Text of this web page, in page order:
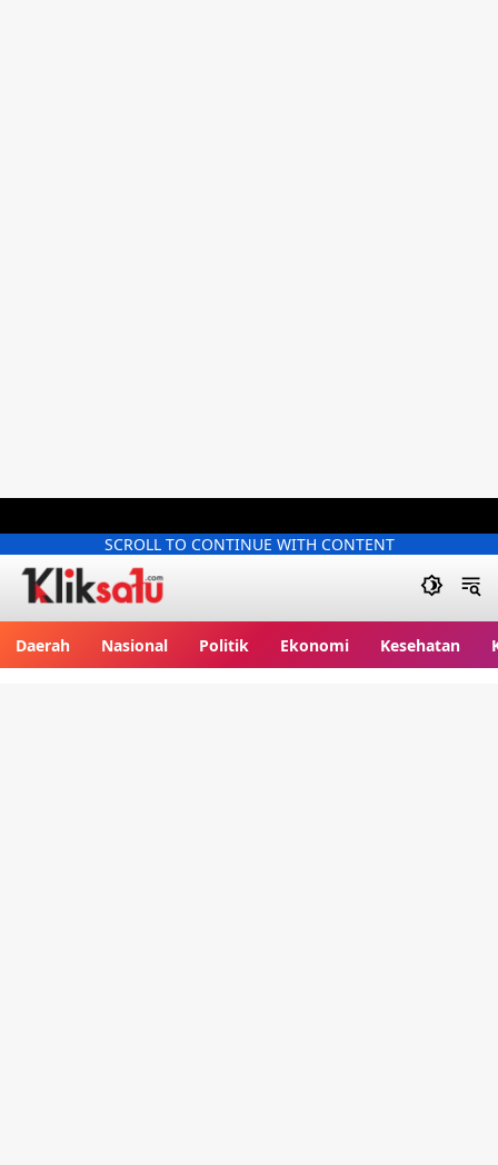
SCROLL TO CONTINUE WITH CONTENT
Daerah Nasional Politik Ekonomi Kesehatan